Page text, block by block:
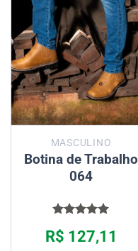
MASCULINO
Botina de Trabalho
064
5.00 de 5
R$ 127,11